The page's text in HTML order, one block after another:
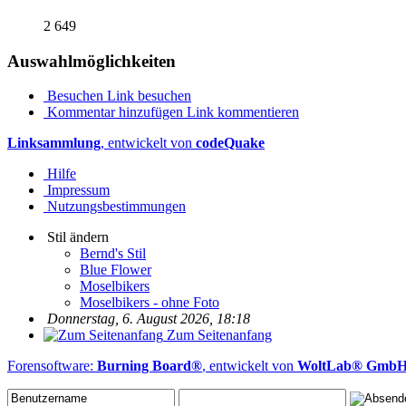
2 649
Auswahlmöglichkeiten
Besuchen Link besuchen
Kommentar hinzufügen Link kommentieren
Linksammlung, entwickelt von codeQuake
Hilfe
Impressum
Nutzungsbestimmungen
Stil ändern
Bernd's Stil
Blue Flower
Moselbikers
Moselbikers - ohne Foto
Donnerstag, 6. August 2026, 18:18
Zum Seitenanfang
Forensoftware: Burning Board®, entwickelt von WoltLab®